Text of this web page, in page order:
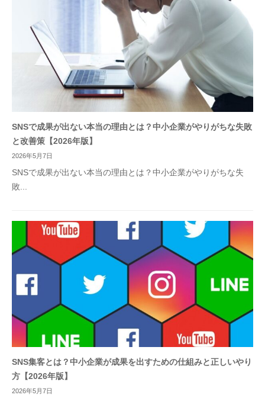
SNSで成果が出ない本当の理由とは？中小企業がやりがちな失敗
と改善策【2026年版】
2026年5月7日
SNSで成果が出ない本当の理由とは？中小企業がやりがちな失
敗...
SNS集客とは？中小企業が成果を出すための仕組みと正しいやり
方【2026年版】
2026年5月7日